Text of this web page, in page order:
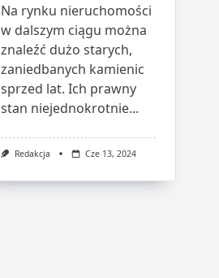
Na rynku nieruchomości
w dalszym ciągu można
znaleźć dużo starych,
zaniedbanych kamienic
sprzed lat. Ich prawny
stan niejednokrotnie...
Redakcja Cze 13, 2024